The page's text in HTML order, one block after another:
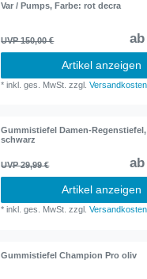
Var / Pumps, Farbe: rot decra
UVP 150,00 € ab
Artikel anzeigen
*inkl. ges. MwSt. zzgl.Versandkosten
Gummistiefel Damen-Regenstiefel
schwarz
UVP 29,99 € ab
Artikel anzeigen
*inkl. ges. MwSt. zzgl.Versandkosten
Gummistiefel Champion Pro oliv